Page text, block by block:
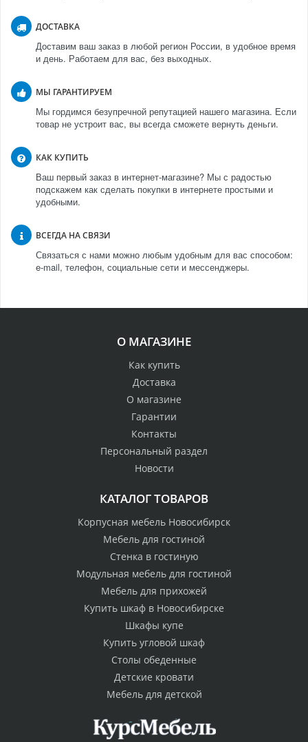
ДОСТАВКА
Доставим ваш заказ в любой регион России, в удобное время
и день. Работаем для вас, без выходных.
МЫ ГАРАНТИРУЕМ
Мы гордимся безупречной репутацией нашего магазина. Если
товар не устроит вас, вы всегда сможете вернуть деньги.
КАК КУПИТЬ
Ваш первый заказ в интернет-магазине? Мы с радостью
подскажем как сделать покупки в интернете простыми и
удобными.
ВСЕГДА НА СВЯЗИ
Связаться с нами можно любым удобным для вас способом:
e-mail, телефон, социальные сети и мессенджеры.
О МАГАЗИНЕ
Как купить
Доставка
О магазине
Гарантии
Контакты
Персональный раздел
Новости
КАТАЛОГ ТОВАРОВ
Корпусная мебель Новосибирск
Мебель для гостиной
Стенка в гостиную
Модульная мебель для гостиной
Мебель для прихожей
Купить шкаф в Новосибирске
Шкафы купе
Купить угловой шкаф
Столы обеденные
Детские кровати
Мебель для детской